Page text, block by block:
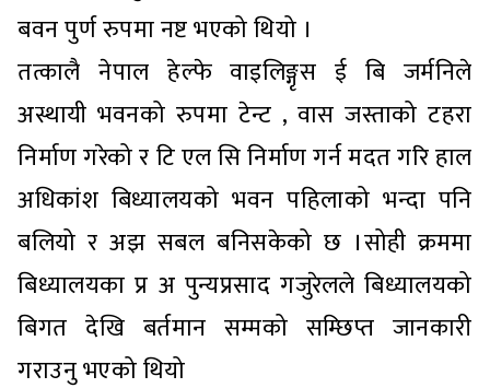
बवन पुर्ण रुपमा नष्ट भएको थियो ।
तत्कालै नेपाल हेल्फे वाइलिङ्गृस ई बि जर्मनिले
अस्थायी भवनको रुपमा टेन्ट , वास जस्ताको टहरा
निर्माण गरेको र टि एल सि निर्माण गर्न मदत गरि हाल
अधिकांश बिध्यालयको भवन पहिलाको भन्दा पनि
बलियो र अझ सबल बनिसकेको छ ।सोही क्रममा
बिध्यालयका प्र अ पुन्यप्रसाद गजुरेलले बिध्यालयको
बिगत देखि बर्तमान सम्मको सम्छिप्त जानकारी
गराउनु भएको थियो